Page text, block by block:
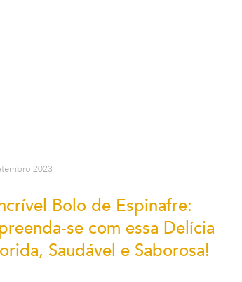
2023
Bolo de Espinafre:
se com essa Delícia
Saudável e Saborosa!